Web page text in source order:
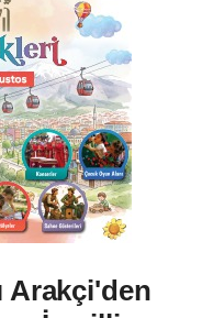
Arakçi'den